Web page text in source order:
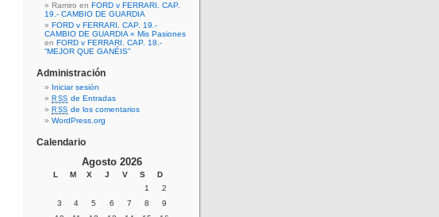
Ramiro en FORD v FERRARI. CAP.
19.- CAMBIO DE GUARDIA
FORD v FERRARI. CAP. 19.-
CAMBIO DE GUARDIA « Mis Pasiones
en FORD v FERRARI. CAP. 18.-
“MEJOR QUE GANÉIS”
Administración
Iniciar sesión
RSS de Entradas
RSS de los comentarios
WordPress.org
Calendario
Agosto 2026
L M X J V S
D
1
2
3
4 5 6 7 8
9